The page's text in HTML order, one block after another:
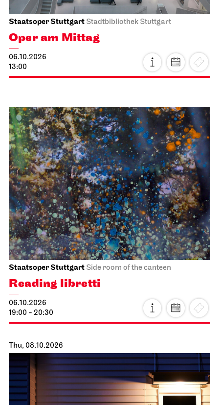
Staatsoper Stuttgart Stadtbibliothek Stuttgart
Oper am Mittag
06.10.2026
13:00
Staatsoper Stuttgart Side room of the canteen
Reading libretti
06.10.2026
19:00 - 20:30
Thu, 08.10.2026